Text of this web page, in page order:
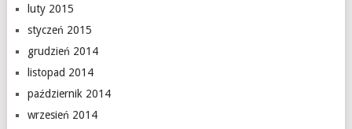
luty 2015
styczeń 2015
grudzień 2014
listopad 2014
październik 2014
wrzesień 2014